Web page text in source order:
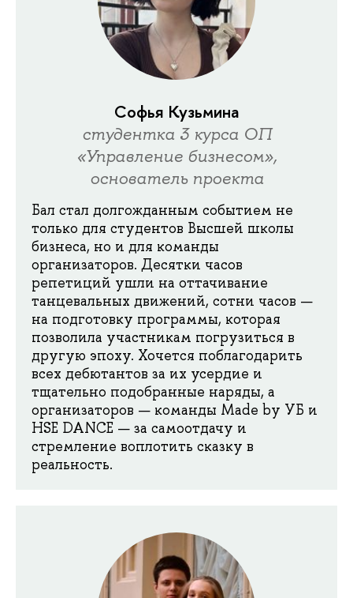
Софья Кузьмина
студентка 3 курса ОП
«Управление бизнесом»,
основатель проекта
Бал стал долгожданным событием не
только для студентов Высшей школы
бизнеса, но и для команды
организаторов. Десятки часов
репетиций ушли на оттачивание
танцевальных движений, сотни часов —
на подготовку программы, которая
позволила участникам погрузиться в
другую эпоху. Хочется поблагодарить
всех дебютантов за их усердие и
тщательно подобранные наряды, а
организаторов — команды Made by УБ и
HSE DANCE — за самоотдачу и
стремление воплотить сказку в
реальность.